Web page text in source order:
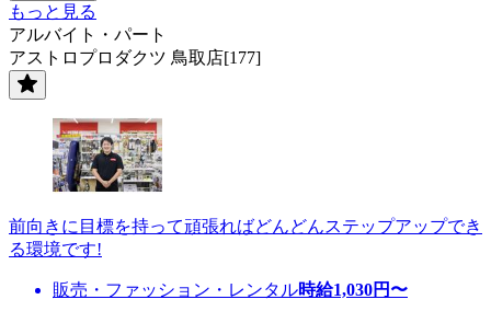
もっと見る
アルバイト・パート
アストロプロダクツ 鳥取店[177]
前向きに目標を持って頑張ればどんどんステップアップでき
る環境です!
販売・ファッション・レンタル時給1,030円〜